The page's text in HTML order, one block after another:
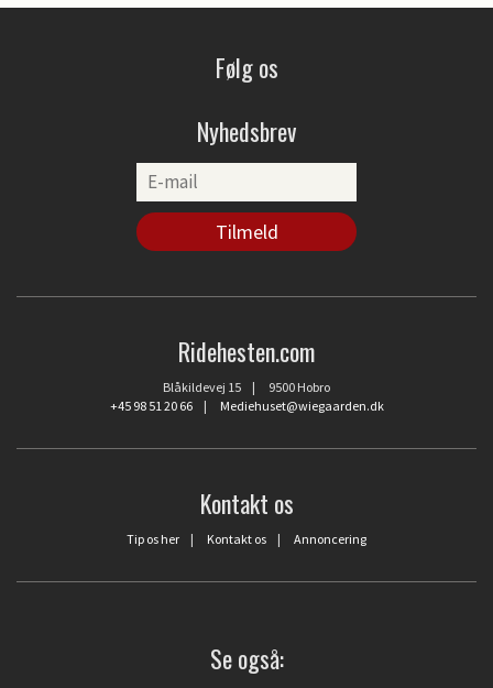
Følg os
Nyhedsbrev
Ridehesten.com
Blåkildevej 15 | 9500 Hobro
+45 98 51 20 66| Mediehuset@wiegaarden.dk
Kontakt os
Tip os her | Kontakt os | Annoncering
Se også: